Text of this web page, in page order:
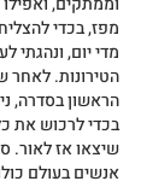
מפז, בכדי
מדי יום, ונהגתי
הטירונות.
הראשון בסדרה,
בכדי לרכוש את
שיצאו אז לאור.
אנשים בעולם